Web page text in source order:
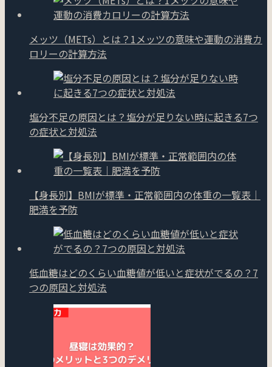
メッツ（METs）とは？1メッツの意味や運動の消費カ
ロリーの計算方法
塩分不足の原因とは？塩分が足りない時に起きる7つ
の症状と対処法
【身長別】BMIが標準・正常範囲内の体重の一覧表｜
肥満を予防
低血糖はどのくらい血糖値が低いと症状がでるの？7
つの原因と対処法